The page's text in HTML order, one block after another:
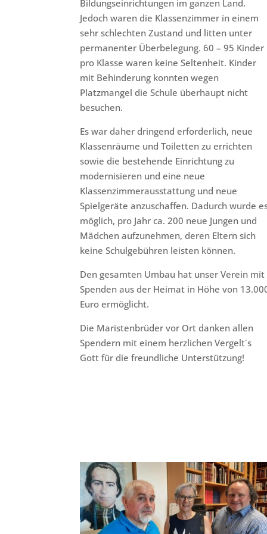
Bildungseinrichtungen im ganzen Land.
Jedoch waren die Klassenzimmer in einem
sehr schlechten Zustand und litten unter
permanenter Überbelegung. 60 – 95 Kinder
pro Klasse waren keine Seltenheit. Kinder
mit Behinderung konnten wegen
Platzmangel die Schule überhaupt nicht
besuchen.
Es war daher dringend erforderlich, neue
Klassenräume und Toiletten zu errichten
sowie die bestehende Einrichtung zu
modernisieren und eine neue
Klassenzimmerausstattung und neue
Spielgeräte anzuschaffen. Dadurch wurde
möglich, pro Jahr ca. 200 neue Jungen und
Mädchen aufzunehmen, deren Eltern sich
keine Schulgebühren leisten können.
Den gesamten Umbau hat unser Verein mit
Spenden aus der Heimat in Höhe von
Euro ermöglicht.
Die Maristenbrüder vor Ort danken allen
Spendern mit einem herzlichen Vergelt´s
Gott für die freundliche Unterstützung!